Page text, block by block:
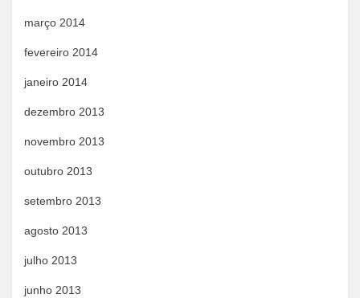
março 2014
fevereiro 2014
janeiro 2014
dezembro 2013
novembro 2013
outubro 2013
setembro 2013
agosto 2013
julho 2013
junho 2013